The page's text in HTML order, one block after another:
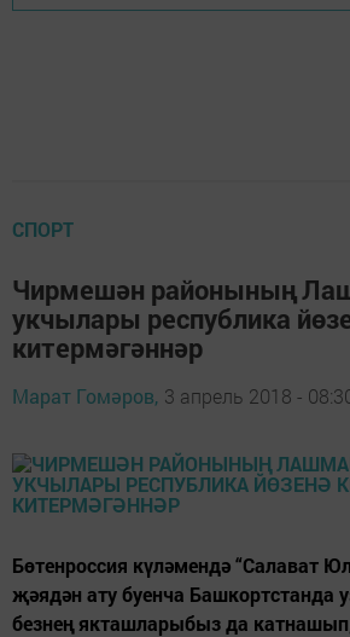
СПОРТ
Чирмешән районының
укчылары республика
китермәгәннәр
Марат Гомәров, 3 апрель 2018 -
Бөтенроссия күләмендә “Салават
җәядән ату буенча Башкортстанда
безнең якташларыбыз да